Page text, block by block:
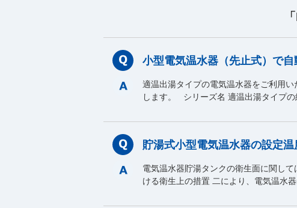
小型電気温水器（先止式）で
適温出湯タイプの電気温水器をご利用
します。 シリーズ名 適温出湯タイプの
貯湯式小型電気温水器の設定
電気温水器貯湯タンクの衛生面に関し
ける衛生上の措置 二により、電気温水